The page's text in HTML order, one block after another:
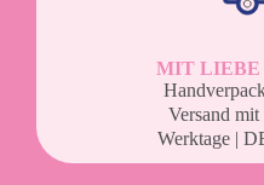
MIT LIEBE
Versand mit
Werktage |